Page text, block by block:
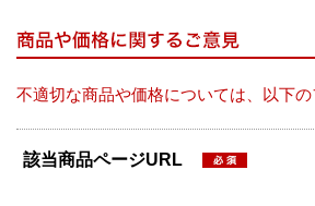
不適切な商品や価格については、以下
該当商品ページURL